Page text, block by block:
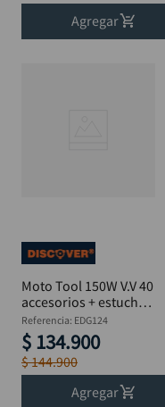
Agregar
Moto Tool 150W V.V 40
accesorios + estuche
DISCOVER
Referencia: EDG124
$ 134.900
$144.900
Agregar